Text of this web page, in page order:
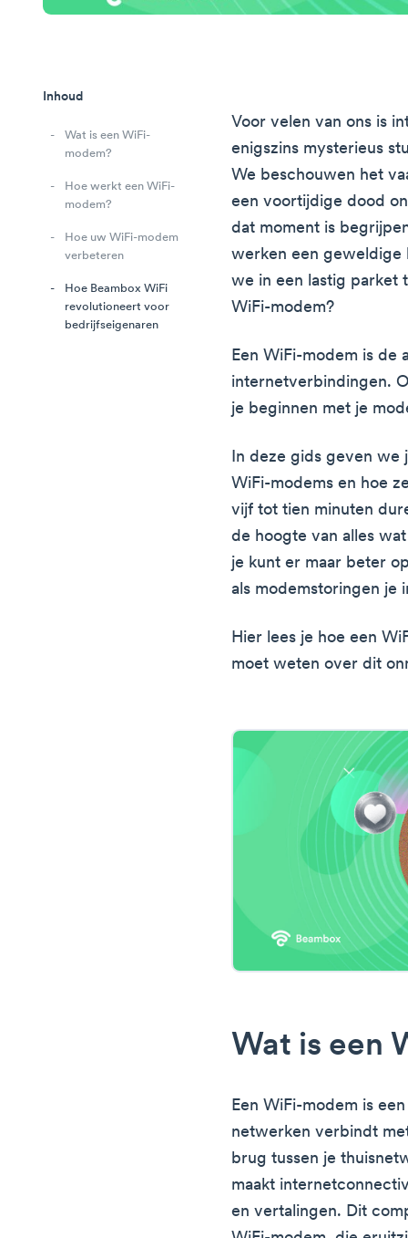
Inhoud
Wat is een WiFi-
modem?
Hoe werkt een WiFi-
modem?
Hoe uw WiFi-modem
verbeteren
Hoe Beambox WiFi
revolutioneert voor
bedrijfseigenaren
Voor velen van ons is
enigszins mysterieus
We beschouwen het
een voortijdige dood
dat moment is
werken een geweldige
we in een lastig parket
WiFi-modem?
Een WiFi-modem is de
internetverbindingen.
je beginnen met je
In deze gids geven we
WiFi-modems en hoe
vijf tot tien minuten
de hoogte van alles
je kunt er maar beter
als modemstoringen je
Hier lees je hoe een
moet weten over dit
Wat is een
Een WiFi-modem is
netwerken verbindt
brug tussen je
maakt
en vertalingen. Dit